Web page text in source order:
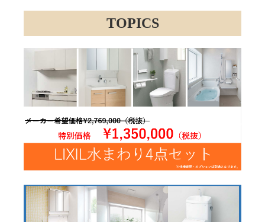
TOPICS